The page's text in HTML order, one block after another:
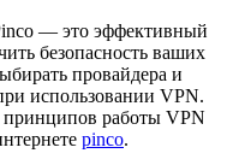
— это эффективный
безопасность ваших
провайдера и
использовании VPN.
работы VPN
pinco.